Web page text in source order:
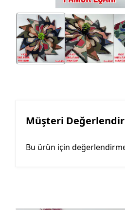
Müşteri
Bu ürün için